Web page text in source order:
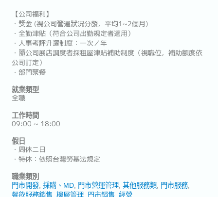
【公司福利】
・獎金 (視公司營運狀況分發，平均1~2個月)
・全勤津貼（符合公司出勤規定者適用）
・人事考評升遷制度：一次／年
・隨公司展店調度者採租屋津貼補助制度（視職位，補助額度依
公司訂定）
・部門聚餐
就業類型
全職
工作時間
09:00 ~ 18:00
假日
・周休二日
・特休：依照台灣勞基法規定
職業類別
門市開發 採購、MD 門市營運管理 其他服務類 門市服務
餐飲服務銷售 樓層管理 門市銷售 經營